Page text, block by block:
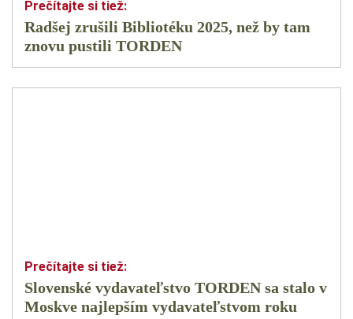
Radšej zrušili Bibliotéku 2025, než by tam
znovu pustili TORDEN
Slovenské vydavateľstvo TORDEN sa stalo v
Moskve najlepším vydavateľstvom roku